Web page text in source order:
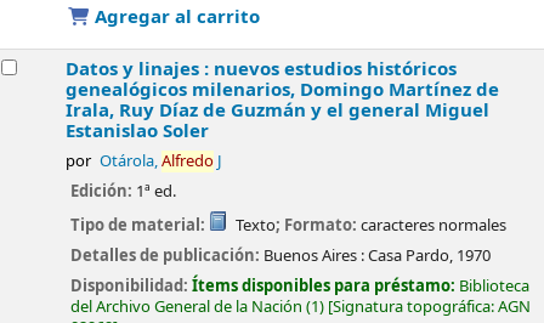
Agregar al carrito
Datos y linajes : nuevos estudios históricos
genealógicos milenarios, Domingo Martínez de
Irala, Ruy Díaz de Guzmán y el general Miguel
Estanislao Soler
por Otárola,AlfredoJ
Edición: 1ª ed.
Tipo de material:
Texto; Formato: caracteres normales
Detalles de publicación: Buenos Aires :Casa Pardo, 1970
Disponibilidad:Ítems disponibles para préstamo: Biblioteca
del Archivo General de la Nación (1) Signatura topográfica:AGN